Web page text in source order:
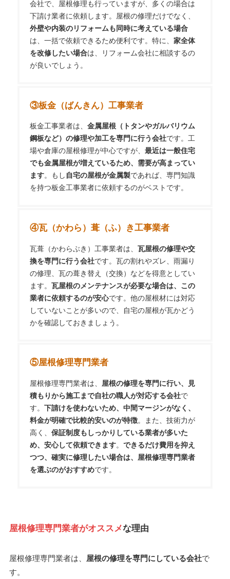
会社で、屋根修理も行っていますが、多くの場合は
下請け業者に依頼します。屋根の修理だけでなく、
外壁や内装のリフォームも同時に考えている場合
は、一括で依頼できるため便利です。特に、家全体
を改修したい場合は、リフォーム会社に相談するの
が良いでしょう。
③板金（ばんきん）工事業者
板金工事業者は、金属屋根（トタンやガルバリウム
鋼板など）の修理や加工を専門に行う会社です。工
場や倉庫の屋根修理が中心ですが、最近は一般住宅
でも金属屋根が増えているため、需要が高まってい
ます。もし 自宅の屋根が金属製であれば、専門知識
を持つ板金工事業者に依頼するのがベストです。
④瓦（かわら）葺（ふ）き工事業者
瓦葺（かわらぶき）工事業者は、瓦屋根の修理や交
換を専門に行う会社です。瓦の割れやズレ、雨漏り
の修理、瓦の葺き替え（交換）などを得意としてい
ます。瓦屋根のメンテナンスが必要な場合は、この
業者に依頼するのが安心です。他の屋根材には対応
していないことが多いので、自宅の屋根が瓦かどう
かを確認しておきましょう。
⑤屋根修理専門業者
屋根修理専門業者は、 屋根の修理を専門に行い、見
積もりから施工まで自社の職人が対応する会社で
す。下請けを使わないため、中間マージンがなく、
料金が明確で比較的安いのが特徴。また、技術力が
高く、保証制度もしっかりしている業者が多いた
め、安心して依頼できます。できるだけ費用を抑え
つつ、確実に修理したい場合は、屋根修理専門業者
を選ぶのがおすすめです。
屋根修理専門業者がオススメな理由
屋根修理専門業者は、 屋根の修理を専門にしている会社で
す。